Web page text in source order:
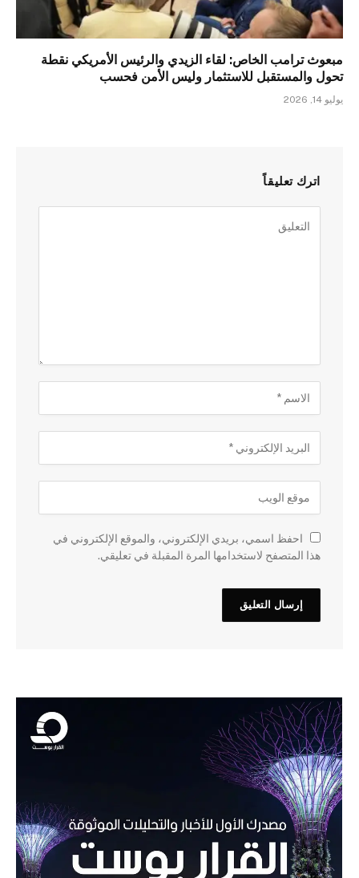
مبعوث ترامب الخاص: لقاء الزيدي والرئيس الأمريكي نقطة
تحول والمستقبل للاستثمار وليس الأمن فحسب
يوليو 14, 2026
اترك تعليقاً
احفظ اسمي، بريدي الإلكتروني، والموقع الإلكتروني في
هذا المتصفح لاستخدامها المرة المقبلة في تعليقي.